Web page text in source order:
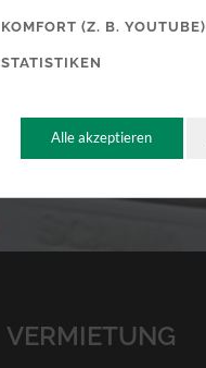
VERMIETUNG
KOMFORT (Z. B. YOUTUBE)
STATISTIKEN
Alle akzeptieren